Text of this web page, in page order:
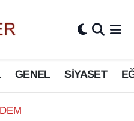
GENEL SİYASET